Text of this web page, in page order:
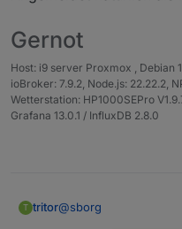
Soll ein Update
Führe Update
% Total    %
0     0    0
curl: (23) Failure
Gernot
Host: i9 server Proxmox , Debian
ioBroker: 7.9.2, Node.js: 22.22.2,
Wetterstation: HP1000SEPro
Grafana 13.0.1 / InfluxDB 2.8.0
T tritor@sborg